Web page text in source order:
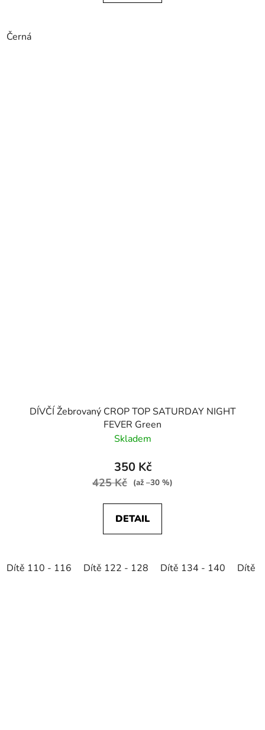
Černá
DÍVČÍ Žebrovaný CROP TOP SATURDAY NIGHT
FEVER Green
Skladem
350 Kč
425 Kč (až –30 %)
DETAIL
Dítě 110 - 116 Dítě 122 - 128 Dítě 134 - 140 Dítě